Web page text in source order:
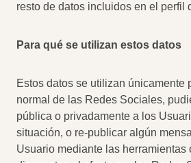
resto de datos incluidos en el perfil
Para qué se utilizan estos datos
Estos datos se utilizan únicamente
normal de las Redes Sociales,
pública o privadamente a los
situación, o re-publicar algún
Usuario mediante las herramientas